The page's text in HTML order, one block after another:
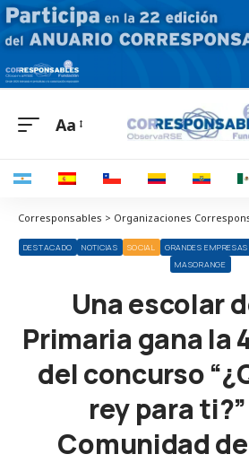
Aa
DESTACADO NOTICIAS SOCIAL GRANDES EMPRESAS
MASORANGE
Una escolar
Primaria gana la
del concurso
rey para
Comunidad